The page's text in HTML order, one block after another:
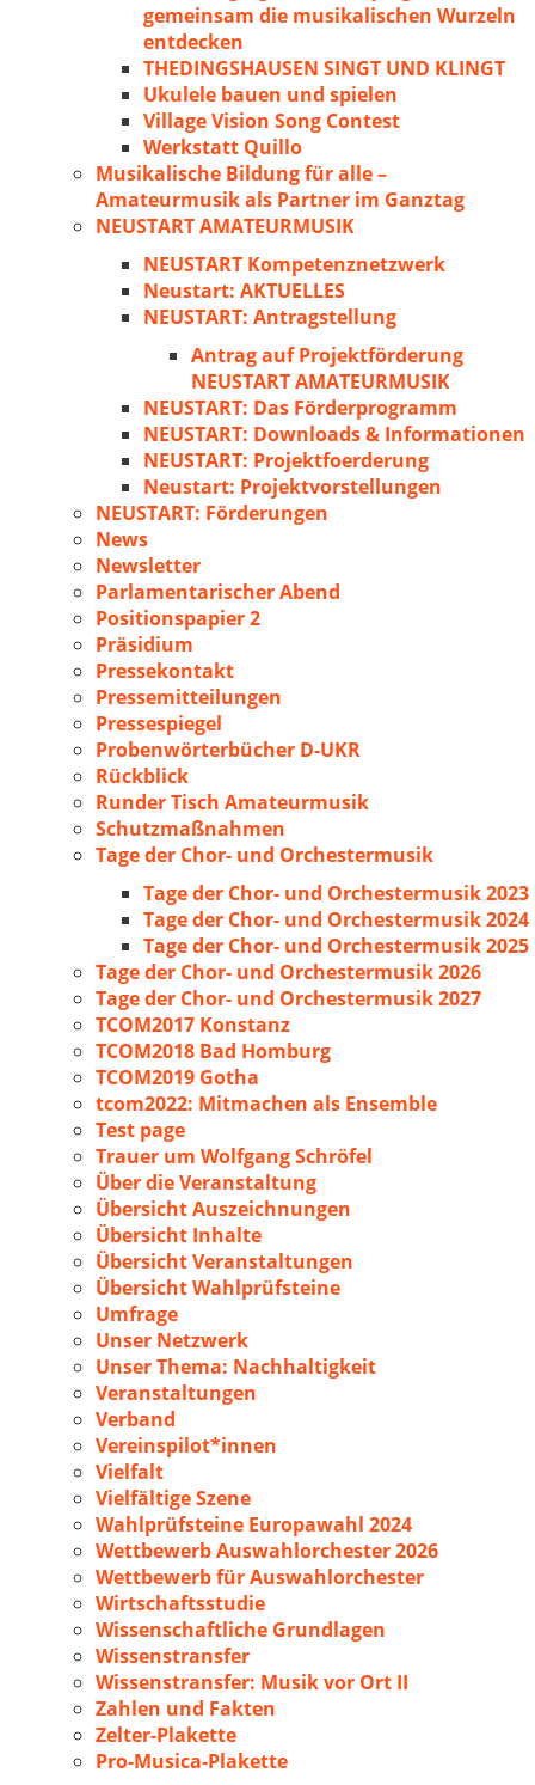
gemeinsam die musikalischen Wurzeln
entdecken
THEDINGSHAUSEN SINGT UND KLINGT
Ukulele bauen und spielen
Village Vision Song Contest
Werkstatt Quillo
Musikalische Bildung für alle –
Amateurmusik als Partner im Ganztag
NEUSTART AMATEURMUSIK
NEUSTART Kompetenznetzwerk
Neustart: AKTUELLES
NEUSTART: Antragstellung
Antrag auf Projektförderung
NEUSTART AMATEURMUSIK
NEUSTART: Das Förderprogramm
NEUSTART: Downloads & Informationen
NEUSTART: Projektfoerderung
Neustart: Projektvorstellungen
NEUSTART: Förderungen
News
Newsletter
Parlamentarischer Abend
Positionspapier 2
Präsidium
Pressekontakt
Pressemitteilungen
Pressespiegel
Probenwörterbücher D-UKR
Rückblick
Runder Tisch Amateurmusik
Schutzmaßnahmen
Tage der Chor- und Orchestermusik
Tage der Chor- und Orchestermusik 2023
Tage der Chor- und Orchestermusik 2024
Tage der Chor- und Orchestermusik 2025
Tage der Chor- und Orchestermusik 2026
Tage der Chor- und Orchestermusik 2027
TCOM2017 Konstanz
TCOM2018 Bad Homburg
TCOM2019 Gotha
tcom2022: Mitmachen als Ensemble
Test page
Trauer um Wolfgang Schröfel
Über die Veranstaltung
Übersicht Auszeichnungen
Übersicht Inhalte
Übersicht Veranstaltungen
Übersicht Wahlprüfsteine
Umfrage
Unser Netzwerk
Unser Thema: Nachhaltigkeit
Veranstaltungen
Verband
Vereinspilot*innen
Vielfalt
Vielfältige Szene
Wahlprüfsteine Europawahl 2024
Wettbewerb Auswahlorchester 2026
Wettbewerb für Auswahlorchester
Wirtschaftsstudie
Wissenschaftliche Grundlagen
Wissenstransfer
Wissenstransfer: Musik vor Ort II
Zahlen und Fakten
Zelter-Plakette
Pro-Musica-Plakette